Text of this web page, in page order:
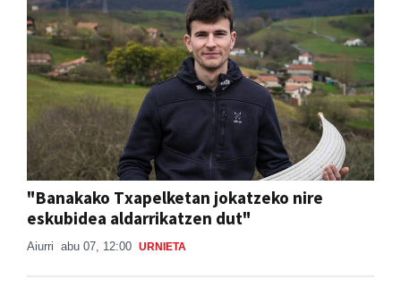
"Banakako Txapelketan jokatzeko nire
eskubidea aldarrikatzen dut"
Aiurri abu 07, 12:00 URNIETA